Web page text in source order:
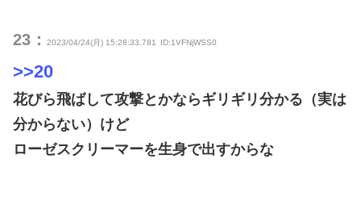
23： 2023/04/24(月) 15:28:33.781 ID:1VFNjWSS0
>>20
花びら飛ばして攻撃とかならギリギリ分かる（実は
分からない）けど
ローゼスクリーマーを生身で出すからな